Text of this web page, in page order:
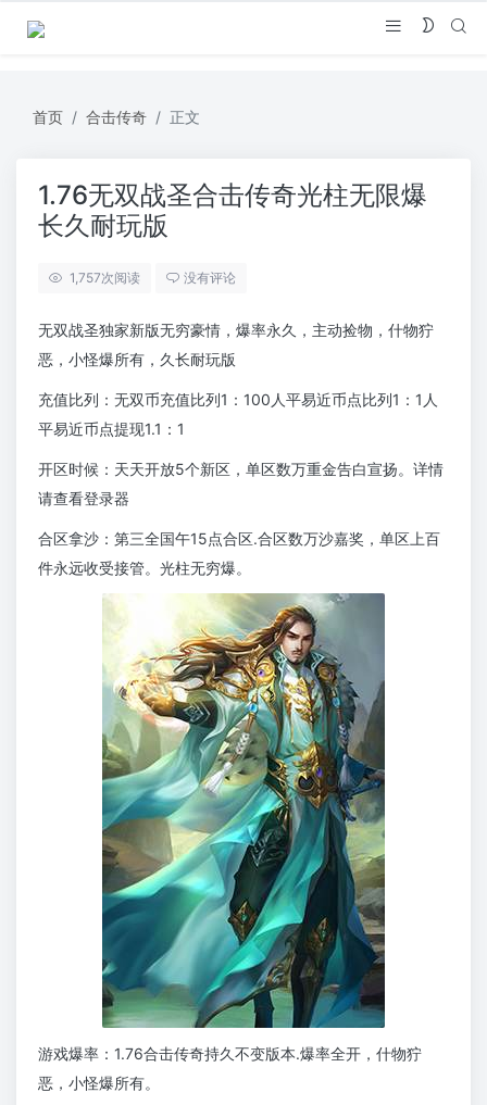
首页 合击传奇 正文
1.76无双战圣合击传奇光柱无限爆
长久耐玩版
1,757次阅读 没有评论
无双战圣独家新版无穷豪情，爆率永久，主动捡物，什物狞
恶，小怪爆所有，久长耐玩版
充值比列：无双币充值比列1：100人平易近币点比列1：1人
平易近币点提现1.1：1
开区时候：天天开放5个新区，单区数万重金告白宣扬。详情
请查看登录器
合区拿沙：第三全国午15点合区.合区数万沙嘉奖，单区上百
件永远收受接管。光柱无穷爆。
游戏爆率：1.76合击传奇持久不变版本.爆率全开，什物狞
恶，小怪爆所有。